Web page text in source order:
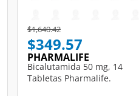
Price reduced from
$1,640.42to
$349.57
PHARMALIFE
Bicalutamida 50 mg, 14
Tabletas Pharmalife.